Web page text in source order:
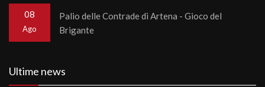
08
Ago
Palio delle Contrade di Artena - Gioco del
Brigante
Ultime news